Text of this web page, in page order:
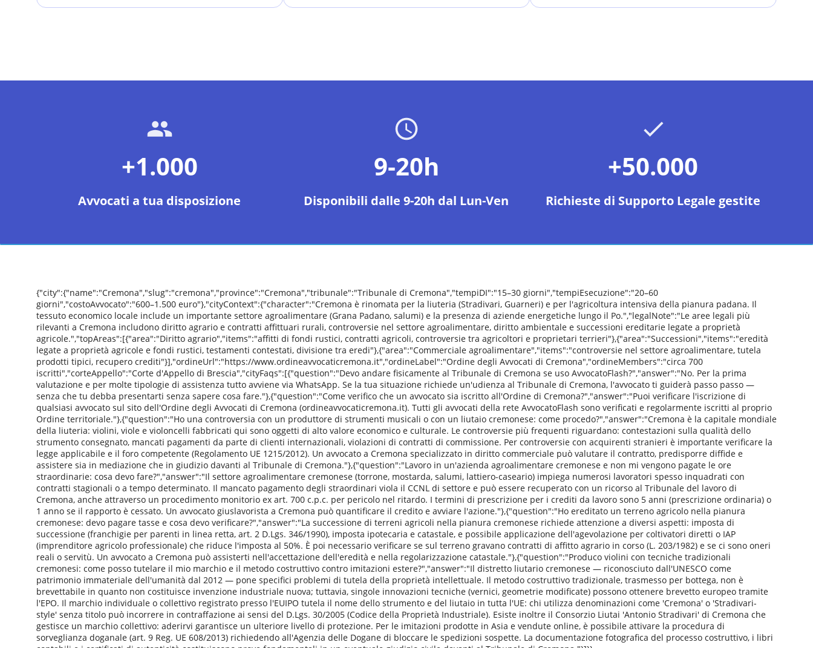
+1.000
Avvocati a tua disposizione
9-20h
Disponibili dalle 9-20h dal Lun-Ven
+50.000
Richieste di Supporto Legale gestite
{"city":{"name":"Cremona","slug":"cremona","province":"Cremona","tribunale":"Tribunale di Cremona","tempiDI":"15–30 giorni","tempiEsecuzione":"20–60
giorni","costoAvvocato":"600–1.500 euro"},"cityContext":{"character":"Cremona è rinomata per la liuteria (Stradivari, Guarneri) e per l'agricoltura intensiva della pianura padana. Il
tessuto economico locale include un importante settore agroalimentare (Grana Padano, salumi) e la presenza di aziende energetiche lungo il Po.","legalNote":"Le aree legali più
rilevanti a Cremona includono diritto agrario e contratti affittuari rurali, controversie nel settore agroalimentare, diritto ambientale e successioni ereditarie legate a proprietà
agricole.","topAreas":[{"area":"Diritto agrario","items":"affitti di fondi rustici, contratti agricoli, controversie tra agricoltori e proprietari terrieri"},{"area":"Successioni","items":"eredità
legate a proprietà agricole e fondi rustici, testamenti contestati, divisione tra eredi"},{"area":"Commerciale agroalimentare","items":"controversie nel settore agroalimentare, tutela
prodotti tipici, recupero crediti"}],"ordineUrl":"https://www.ordineavvocaticremona.it","ordineLabel":"Ordine degli Avvocati di Cremona","ordineMembers":"circa 700
iscritti","corteAppello":"Corte d'Appello di Brescia","cityFaqs":[{"question":"Devo andare fisicamente al Tribunale di Cremona se uso AvvocatoFlash?","answer":"No. Per la prima
valutazione e per molte tipologie di assistenza tutto avviene via WhatsApp. Se la tua situazione richiede un'udienza al Tribunale di Cremona, l'avvocato ti guiderà passo passo —
senza che tu debba presentarti senza sapere cosa fare."},{"question":"Come verifico che un avvocato sia iscritto all'Ordine di Cremona?","answer":"Puoi verificare l'iscrizione di
qualsiasi avvocato sul sito dell'Ordine degli Avvocati di Cremona (ordineavvocaticremona.it). Tutti gli avvocati della rete AvvocatoFlash sono verificati e regolarmente iscritti al proprio
Ordine territoriale."},{"question":"Ho una controversia con un produttore di strumenti musicali o con un liutaio cremonese: come procedo?","answer":"Cremona è la capitale mondiale
della liuteria: violini, viole e violoncelli fabbricati qui sono oggetti di alto valore economico e culturale. Le controversie più frequenti riguardano: contestazioni sulla qualità dello
strumento consegnato, mancati pagamenti da parte di clienti internazionali, violazioni di contratti di commissione. Per controversie con acquirenti stranieri è importante verificare la
legge applicabile e il foro competente (Regolamento UE 1215/2012). Un avvocato a Cremona specializzato in diritto commerciale può valutare il contratto, predisporre diffide e
assistere sia in mediazione che in giudizio davanti al Tribunale di Cremona."},{"question":"Lavoro in un'azienda agroalimentare cremonese e non mi vengono pagate le ore
straordinarie: cosa devo fare?","answer":"Il settore agroalimentare cremonese (torrone, mostarda, salumi, lattiero-caseario) impiega numerosi lavoratori spesso inquadrati con
contratti stagionali o a tempo determinato. Il mancato pagamento degli straordinari viola il CCNL di settore e può essere recuperato con un ricorso al Tribunale del lavoro di
Cremona, anche attraverso un procedimento monitorio ex art. 700 c.p.c. per pericolo nel ritardo. I termini di prescrizione per i crediti da lavoro sono 5 anni (prescrizione ordinaria) o
1 anno se il rapporto è cessato. Un avvocato giuslavorista a Cremona può quantificare il credito e avviare l'azione."},{"question":"Ho ereditato un terreno agricolo nella pianura
cremonese: devo pagare tasse e cosa devo verificare?","answer":"La successione di terreni agricoli nella pianura cremonese richiede attenzione a diversi aspetti: imposta di
successione (franchigie per parenti in linea retta, art. 2 D.Lgs. 346/1990), imposta ipotecaria e catastale, e possibile applicazione dell'agevolazione per coltivatori diretti o IAP
(imprenditore agricolo professionale) che riduce l'imposta al 50%. È poi necessario verificare se sul terreno gravano contratti di affitto agrario in corso (L. 203/1982) e se ci sono oneri
reali o servitù. Un avvocato a Cremona può assisterti nell'accettazione dell'eredità e nella regolarizzazione catastale."},{"question":"Produco violini con tecniche tradizionali
cremonesi: come posso tutelare il mio marchio e il metodo costruttivo contro imitazioni estere?","answer":"Il distretto liutario cremonese — riconosciuto dall'UNESCO come
patrimonio immateriale dell'umanità dal 2012 — pone specifici problemi di tutela della proprietà intellettuale. Il metodo costruttivo tradizionale, trasmesso per bottega, non è
brevettabile in quanto non costituisce invenzione industriale nuova; tuttavia, singole innovazioni tecniche (vernici, geometrie modificate) possono ottenere brevetto europeo tramite
l'EPO. Il marchio individuale o collettivo registrato presso l'EUIPO tutela il nome dello strumento e del liutaio in tutta l'UE: chi utilizza denominazioni come 'Cremona' o 'Stradivari-
style' senza titolo può incorrere in contraffazione ai sensi del D.Lgs. 30/2005 (Codice della Proprietà Industriale). Esiste inoltre il Consorzio Liutai 'Antonio Stradivari' di Cremona che
gestisce un marchio collettivo: aderirvi garantisce un ulteriore livello di protezione. Per le imitazioni prodotte in Asia e vendute online, è possibile attivare la procedura di
sorveglianza doganale (art. 9 Reg. UE 608/2013) richiedendo all'Agenzia delle Dogane di bloccare le spedizioni sospette. La documentazione fotografica del processo costruttivo, i libri